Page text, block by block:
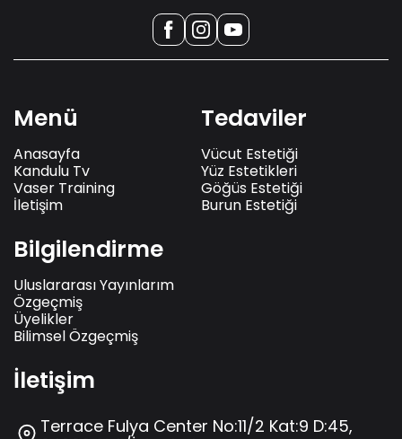
Menü
Anasayfa
Kandulu Tv
Vaser Training
İletişim
Tedaviler
Vücut Estetiği
Yüz Estetikleri
Göğüs Estetiği
Burun Estetiği
Bilgilendirme
Uluslararası Yayınlarım
Özgeçmiş
Üyelikler
Bilimsel Özgeçmiş
İletişim
Terrace Fulya Center No:11/2 Kat:9 D:45,